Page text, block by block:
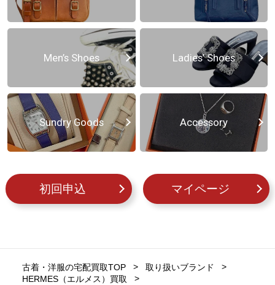
Men’s Shoes Ladies’ Shoes
Sundry Goods Accessory
初回申込 マイページ
古着・洋服の宅配買取TOP
取り扱いブランド
HERMES（エルメス）買取